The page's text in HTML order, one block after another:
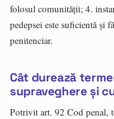
folosul comunității; 4.
pedepsei este suficientă și
penitenciar.
Cât durează
supraveghere și
Potrivit art. 92 Cod penal,